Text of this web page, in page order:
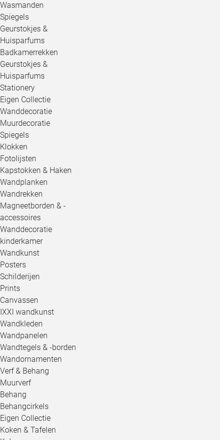
Wasmanden
Spiegels
Geurstokjes &
Huisparfums
Badkamerrekken
Geurstokjes &
Huisparfums
Stationery
Eigen Collectie
Wanddecoratie
Muurdecoratie
Spiegels
Klokken
Fotolijsten
Kapstokken & Haken
Wandplanken
Wandrekken
Magneetborden & -
accessoires
Wanddecoratie
kinderkamer
Wandkunst
Posters
Schilderijen
Prints
Canvassen
IXXI wandkunst
Wandkleden
Wandpanelen
Wandtegels & -borden
Wandornamenten
Verf & Behang
Muurverf
Behang
Behangcirkels
Eigen Collectie
Koken & Tafelen